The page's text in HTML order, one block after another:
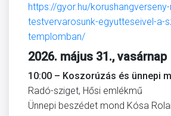
https://gyor.hu/
testvervarosunk-egyutteseivel-a-
templomban/
2026. május 31., vasárnap
10:00 – Koszorúzás és ünnepi
Radó-sziget, Hősi emlékmű
Ünnepi beszédet mond Kósa